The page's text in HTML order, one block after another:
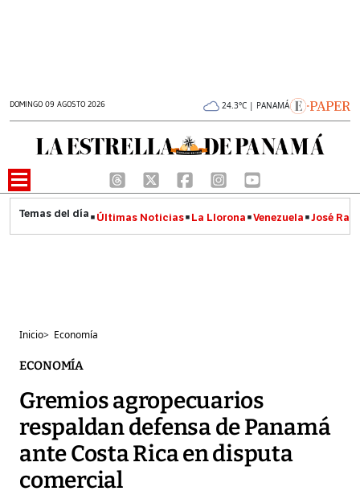
DOMINGO 09 AGOSTO 2026 24.3°C | PANAMÁ
Últimas Noticias La Llorona Venezuela José
Inicio> Economía
ECONOMÍA
Gremios agropecuarios
respaldan defensa de Panamá
ante Costa Rica en disputa
comercial